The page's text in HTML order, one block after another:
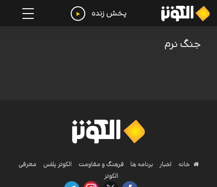
پخش زنده
جنگ نرم
خانه اخبار برنامه ها فرهنگ و مقاومت الکوثر پلاس
معرفی
الکوثر